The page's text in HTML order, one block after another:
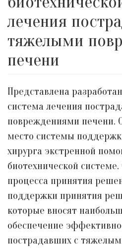
лечения
тяжелыми
печени
Представлена
система лечения
повреждениями печени.
место системы
хирурга экстренной
биотехнической
процесса принятия
поддержки принятия
которые вносят
обеспечение
пострадавших с